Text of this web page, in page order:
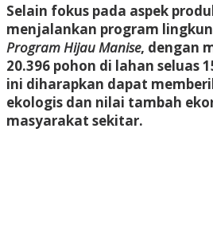
Selain fokus pada aspek
menjalankan program
Program Hijau Manise, dengan
20.396 pohon di lahan seluas
ini diharapkan dapat
ekologis dan nilai tambah
masyarakat sekitar.